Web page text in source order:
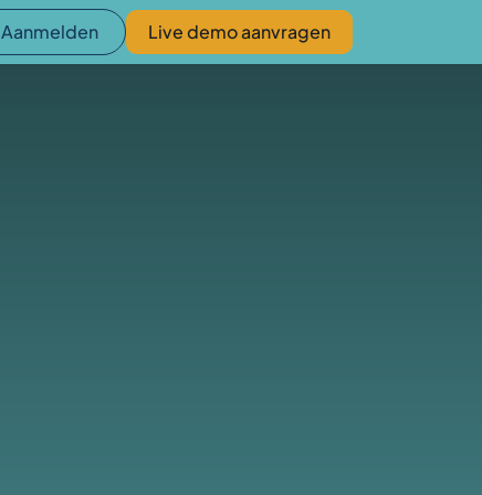
Aanmelden Live demo aanvragen